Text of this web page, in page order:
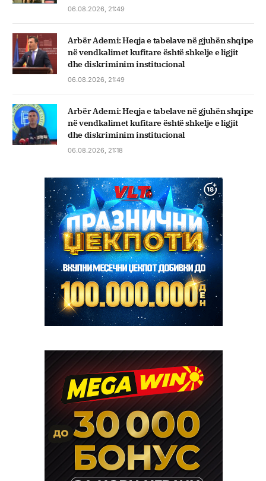
06.08.2026, 21:49
Arbër Ademi: Heqja e tabelave në gjuhën shqipe
në vendkalimet kufitare është shkelje e ligjit
dhe diskriminim institucional
06.08.2026, 21:49
Arbër Ademi: Heqja e tabelave në gjuhën shqipe
në vendkalimet kufitare është shkelje e ligjit
dhe diskriminim institucional
06.08.2026, 21:18